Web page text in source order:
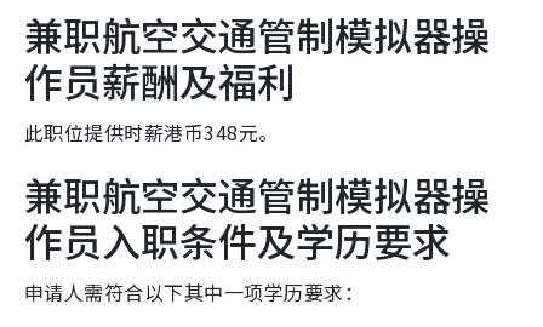
兼职航空交通管制模拟器操
作员薪酬及福利
此职位提供时薪港币348元。
兼职航空交通管制模拟器操
作员入职条件及学历要求
申请人需符合以下其中一项学历要求：